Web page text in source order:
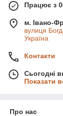
Працює з
м. Івано-
вулиця
Україна
Контакти
Сьогодні
Показати
Про нас